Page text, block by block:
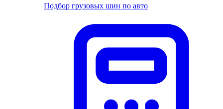
Подбор грузовых шин по авто